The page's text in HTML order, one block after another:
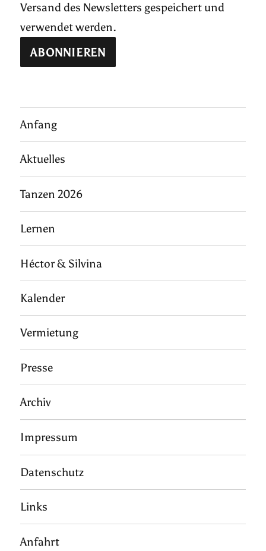
Versand des Newsletters gespeichert und
verwendet werden.
Anfang
Aktuelles
Tanzen 2026
Lernen
Héctor & Silvina
Kalender
Vermietung
Presse
Archiv
Impressum
Datenschutz
Links
Anfahrt